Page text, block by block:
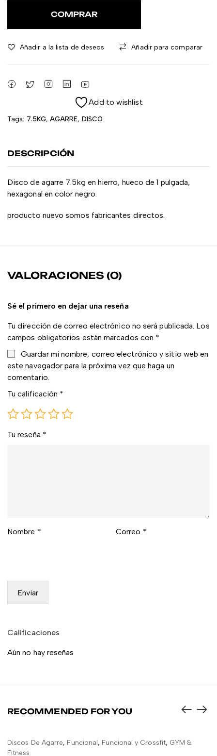
COMPRAR
Añadir a la lista de deseos Añadir para comparar
Add to wishlist
Tags: 7.5KG, AGARRE, DISCO
DESCRIPCIÓN
Disco de agarre 7.5kg en hierro, hueco de 1 pulgada,
hexagonal en color negro.
producto nuevo somos fabricantes directos.
VALORACIONES (0)
Sé el primero en dejar una reseña
Tu dirección de correo electrónico no será publicada. Los
campos obligatorios están marcados con *
Guardar mi nombre, correo electrónico y sitio web en
este navegador para la próxima vez que haga un
comentario.
Tu calificación *
Tu reseña *
Nombre * Correo *
Calificaciones
Aún no hay reseñas
RECOMMENDED FOR YOU
AÑADIR AL CARRITO
Discos De Agarre,Funcional,Funcional y Crossfit, GYM &
Fitness